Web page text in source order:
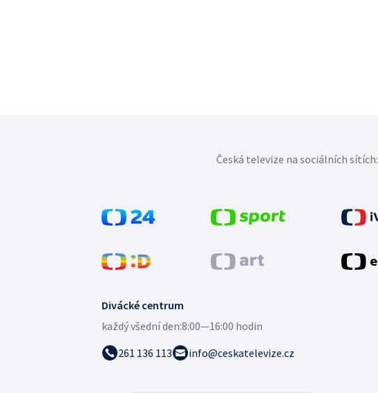
Divácké centrum
každý všední den:8:00—16:00 hodin
261 136 113
info@ceskatelevize.cz
Česká televize na sociálních sítích: